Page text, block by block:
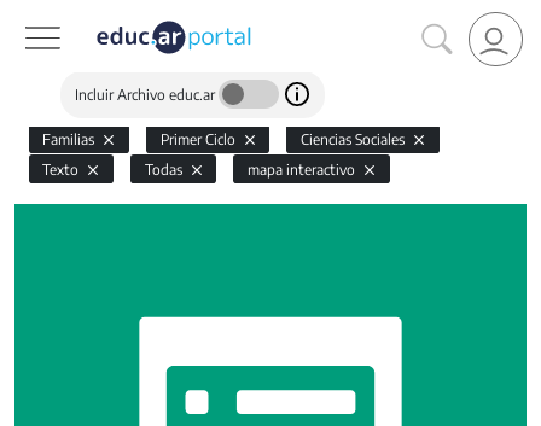
Incluir Archivo educ.ar
Familias Primer Ciclo
Ciencias Sociales
Texto
Todas mapa interactivo